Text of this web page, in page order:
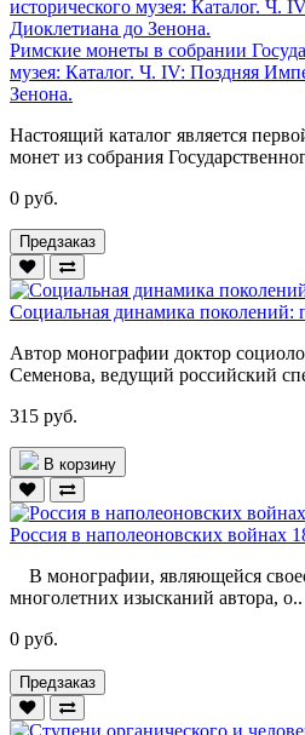
Римские монеты в собрании
музея: Каталог. Ч. IV: Поздняя
Зенона.
Настоящий каталог является
монет из собрания
0 руб.
Предзаказ
Социальная динамика поколений:
Автор монографии доктор
Семенова, ведущий российский
315 руб.
В корзину
Россия в наполеоновских войнах
В монографии, являющейся
многолетних изысканий автора, о..
0 руб.
Предзаказ